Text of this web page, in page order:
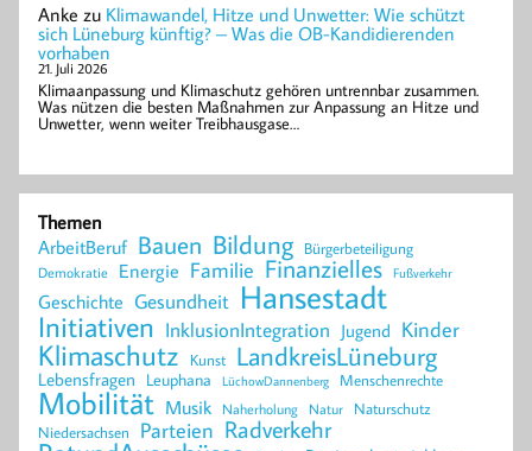
Anke zu Klimawandel, Hitze und Unwetter: Wie schützt
sich Lüneburg künftig? – Was die OB-Kandidierenden
vorhaben
21. Juli 2026
Klimaanpassung und Klimaschutz gehören untrennbar zusammen.
Was nützen die besten Maßnahmen zur Anpassung an Hitze und
Unwetter, wenn weiter Treibhausgase…
Themen
ArbeitBeruf Bauen Bildung Bürgerbeteiligung
Demokratie Energie Familie Finanzielles Fußverkehr
Geschichte Gesundheit Hansestadt
Initiativen InklusionIntegration Jugend Kinder
Klimaschutz Kunst LandkreisLüneburg
Lebensfragen Leuphana LüchowDannenberg Menschenrechte
Mobilität Musik Naherholung Natur Naturschutz
Niedersachsen Parteien Radverkehr